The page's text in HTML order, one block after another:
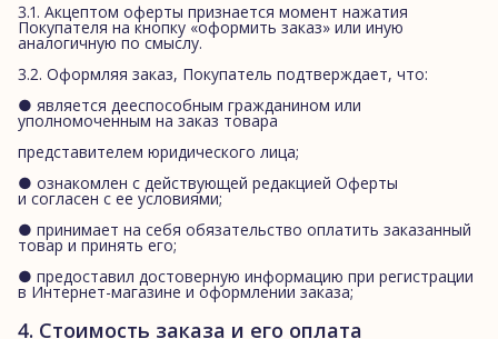
3.1. Акцептом оферты признается момент нажатия
Покупателя на кнопку «оформить заказ» или иную
аналогичную по смыслу.
3.2. Оформляя заказ, Покупатель подтверждает, что:
● является дееспособным гражданином или
уполномоченным на заказ товара
представителем юридического лица;
● ознакомлен с действующей редакцией Оферты
и согласен с ее условиями;
● принимает на себя обязательство оплатить заказанный
товар и принять его;
● предоставил достоверную информацию при регистрации
в Интернет-магазине и оформлении заказа;
4. Стоимость заказа и его оплата